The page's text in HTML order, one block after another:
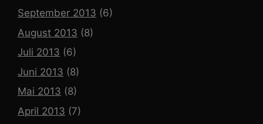
September 2013 (6)
August 2013 (8)
Juli 2013 (6)
Juni 2013 (8)
Mai 2013 (8)
April 2013 (7)